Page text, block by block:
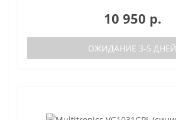
10 950 р.
ОЖИДАНИЕ 3-5 ДНЕЙ